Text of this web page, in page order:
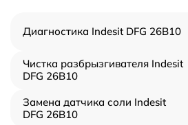
Диагностика Indesit DFG 26B10
Чистка разбрызгивателя Indesit
DFG 26B10
Замена датчика соли Indesit
DFG 26B10